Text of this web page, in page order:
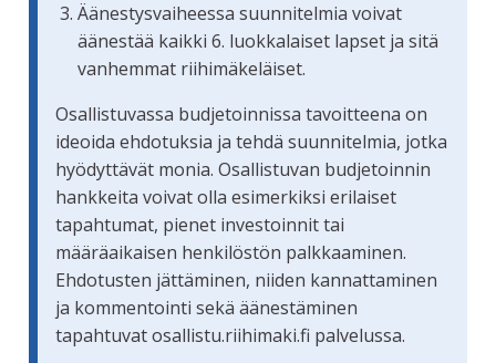
Äänestysvaiheessa suunnitelmia voivat
äänestää kaikki 6. luokkalaiset lapset ja sitä
vanhemmat riihimäkeläiset.
Osallistuvassa budjetoinnissa tavoitteena on
ideoida ehdotuksia ja tehdä suunnitelmia, jotka
hyödyttävät monia. Osallistuvan budjetoinnin
hankkeita voivat olla esimerkiksi erilaiset
tapahtumat, pienet investoinnit tai
määräaikaisen henkilöstön palkkaaminen.
Ehdotusten jättäminen, niiden kannattaminen
ja kommentointi sekä äänestäminen
tapahtuvat osallistu.riihimaki.fi palvelussa.